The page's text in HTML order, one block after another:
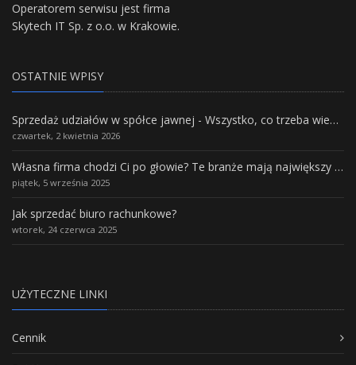
Operatorem serwisu jest firma
Skytech IT Sp. z o.o. w Krakowie.
OSTATNIE WPISY
Sprzedaż udziałów w spółce jawnej - Wszystko, co trzeba wiedzieć.
czwartek, 2 kwietnia 2026
Własna firma chodzi Ci po głowie? Te branże mają największy potencjał rozwoju
piątek, 5 września 2025
Jak sprzedać biuro rachunkowe?
wtorek, 24 czerwca 2025
UŻYTECZNE LINKI
Cennik